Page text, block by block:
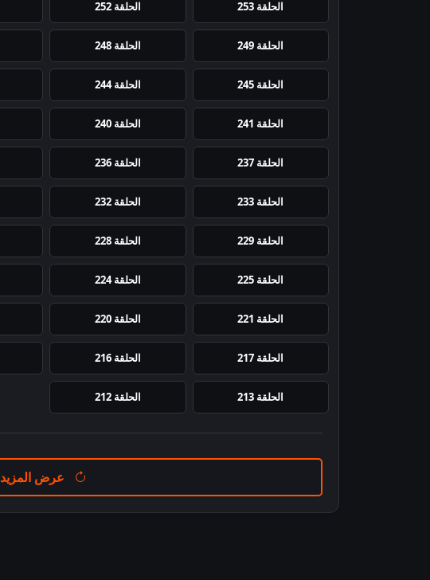
الحلقة 253 الحلقة 252
الحلقة 249 الحلقة 248
الحلقة 245 الحلقة 244
الحلقة 241 الحلقة 240
الحلقة 237 الحلقة 236
الحلقة 233 الحلقة 232
الحلقة 229 الحلقة 228
الحلقة 225 الحلقة 224
الحلقة 221 الحلقة 220
الحلقة 217 الحلقة 216
الحلقة 213 الحلقة 212
عرض المزيد